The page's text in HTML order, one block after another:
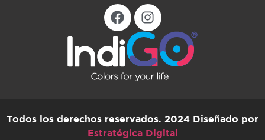
Todos los derechos reservados. 2024 Diseñado por
Estratégica Digital